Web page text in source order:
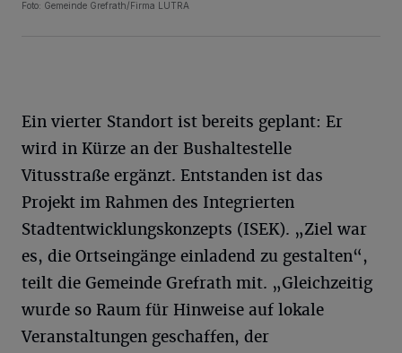
Foto: Gemeinde Grefrath/Firma LUTRA
Ein vierter Standort ist bereits geplant: Er
wird in Kürze an der Bushaltestelle
Vitusstraße ergänzt. Entstanden ist das
Projekt im Rahmen des Integrierten
Stadtentwicklungskonzepts (ISEK). „Ziel war
es, die Ortseingänge einladend zu gestalten“,
teilt die Gemeinde Grefrath mit. „Gleichzeitig
wurde so Raum für Hinweise auf lokale
Veranstaltungen geschaffen, der